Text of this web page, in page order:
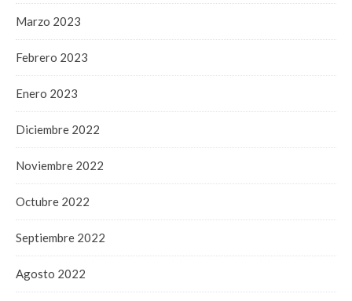
Marzo 2023
Febrero 2023
Enero 2023
Diciembre 2022
Noviembre 2022
Octubre 2022
Septiembre 2022
Agosto 2022